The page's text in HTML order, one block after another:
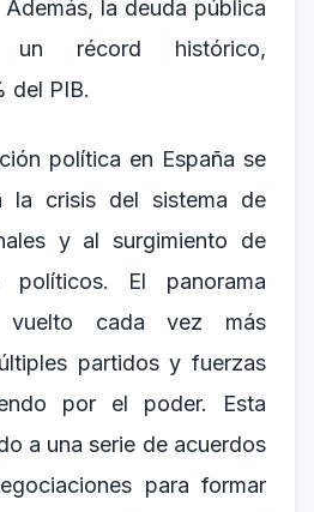
la deuda pública
un récord histórico,
del PIB.
política en España se
la crisis del sistema de
y al surgimiento de
políticos. El panorama
cada vez más
partidos y fuerzas
por el poder. Esta
a una serie de acuerdos
para formar